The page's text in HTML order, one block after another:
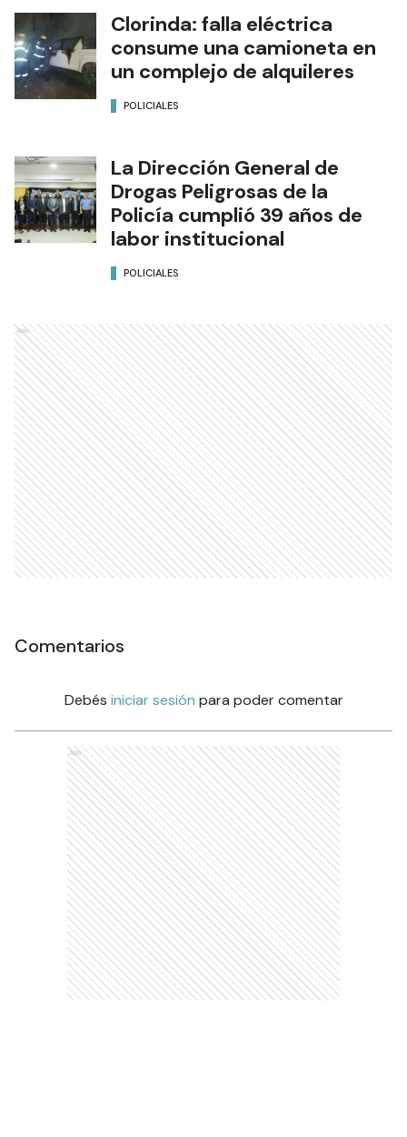
Clorinda: falla eléctrica
consume una camioneta en
un complejo de alquileres
POLICIALES
La Dirección General de
Drogas Peligrosas de la
Policía cumplió 39 años de
labor institucional
POLICIALES
Ads
Comentarios
Debés iniciar sesión para poder comentar
Ads